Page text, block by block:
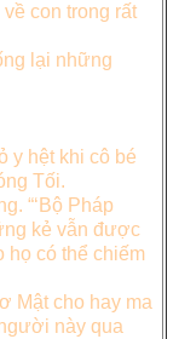
con trong rất
lại những
y hệt khi cô bé
Tối.
“‘Bộ Pháp
kẻ vẫn được
họ có thể chiếm
Mật cho hay ma
này qua